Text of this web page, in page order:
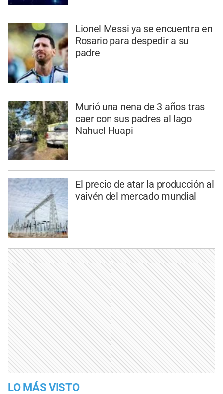
Lionel Messi ya se encuentra en
Rosario para despedir a su
padre
Murió una nena de 3 años tras
caer con sus padres al lago
Nahuel Huapi
El precio de atar la producción al
vaivén del mercado mundial
LO MÁS VISTO